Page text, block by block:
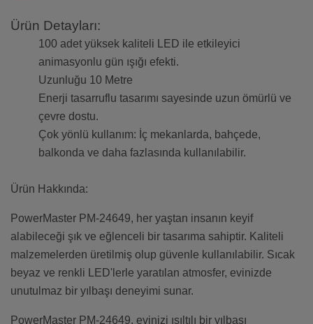
Ürün Detayları:
100 adet yüksek kaliteli LED ile etkileyici
animasyonlu gün ışığı efekti.
Uzunluğu 10 Metre
Enerji tasarruflu tasarımı sayesinde uzun ömürlü ve
çevre dostu.
Çok yönlü kullanım: İç mekanlarda, bahçede,
balkonda ve daha fazlasında kullanılabilir.
Ürün Hakkında:
PowerMaster PM-24649, her yaştan insanın keyif
alabileceği şık ve eğlenceli bir tasarıma sahiptir. Kaliteli
malzemelerden üretilmiş olup güvenle kullanılabilir. Sıcak
beyaz ve renkli LED'lerle yaratılan atmosfer, evinizde
unutulmaz bir yılbaşı deneyimi sunar.
PowerMaster PM-24649, evinizi ışıltılı bir yılbaşı